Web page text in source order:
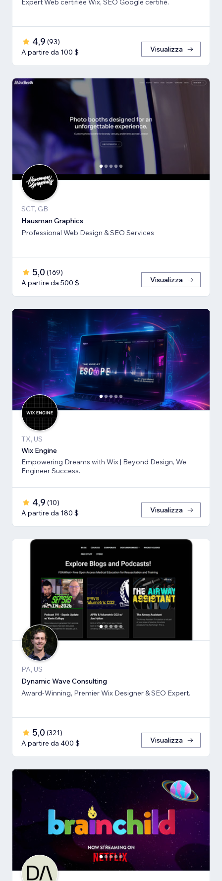
Expert Web certifiée Wix, SEO Google certifié.
4,9 (93)
A partire da 100 $
Visualizza
SCT, GB
Hausman Graphics
Professional Web Design & SEO Services
5,0 (169)
A partire da 500 $
Visualizza
TX, US
Wix Engine
Empowering Dreams with Wix | Beyond Design, We
Engineer Success.
4,9 (10)
A partire da 180 $
Visualizza
PA, US
Dynamic Wave Consulting
Award-Winning, Premier Wix Designer & SEO Expert.
5,0 (321)
A partire da 400 $
Visualizza